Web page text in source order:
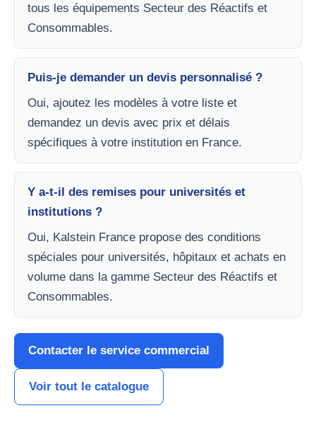
tous les équipements Secteur des Réactifs et
Consommables.
Puis-je demander un devis personnalisé ?
Oui, ajoutez les modèles à votre liste et
demandez un devis avec prix et délais
spécifiques à votre institution en France.
Y a-t-il des remises pour universités et
institutions ?
Oui, Kalstein France propose des conditions
spéciales pour universités, hôpitaux et achats en
volume dans la gamme Secteur des Réactifs et
Consommables.
Contacter le service commercial
Voir tout le catalogue